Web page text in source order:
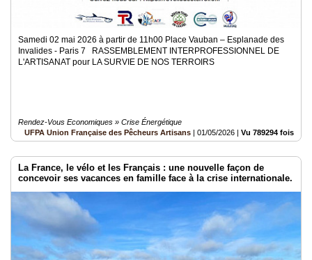
Samedi 02 mai 2026 à partir de 11h00 Place Vauban – Esplanade des
Invalides - Paris 7 RASSEMBLEMENT INTERPROFESSIONNEL DE
L'ARTISANAT pour LA SURVIE DE NOS TERROIRS
Rendez-Vous Economiques » Crise Énergétique
UFPA Union Française des Pêcheurs Artisans | 01/05/2026 | Vu 789294 fois
La France, le vélo et les Français : une nouvelle façon de
concevoir ses vacances en famille face à la crise internationale.